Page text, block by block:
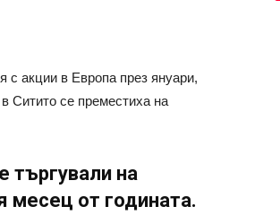
с акции в Европа през януари,
Ситито се преместиха на
търгували на
месец от годината.